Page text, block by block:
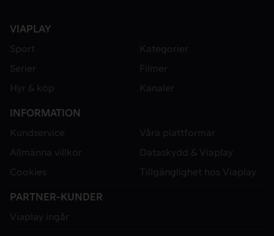
VIAPLAY
Sport
Kategorier
Serier
Filmer
Hyr & köp
Kanaler
INFORMATION
Kundservice
Våra plattformar
Allmänna villkor
Dataskydd & Viaplay
Cookies
Tillgänglighet hos Viaplay
PARTNER-KUNDER
Viaplay ingår